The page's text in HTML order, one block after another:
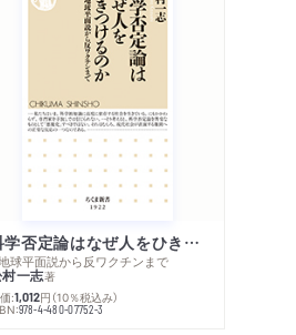
科学否定論はなぜ人をひきつけるのか
球平面説から反ワクチンまで
一志著
:1,012円 （10％税込み）
978-4-480-07752-3